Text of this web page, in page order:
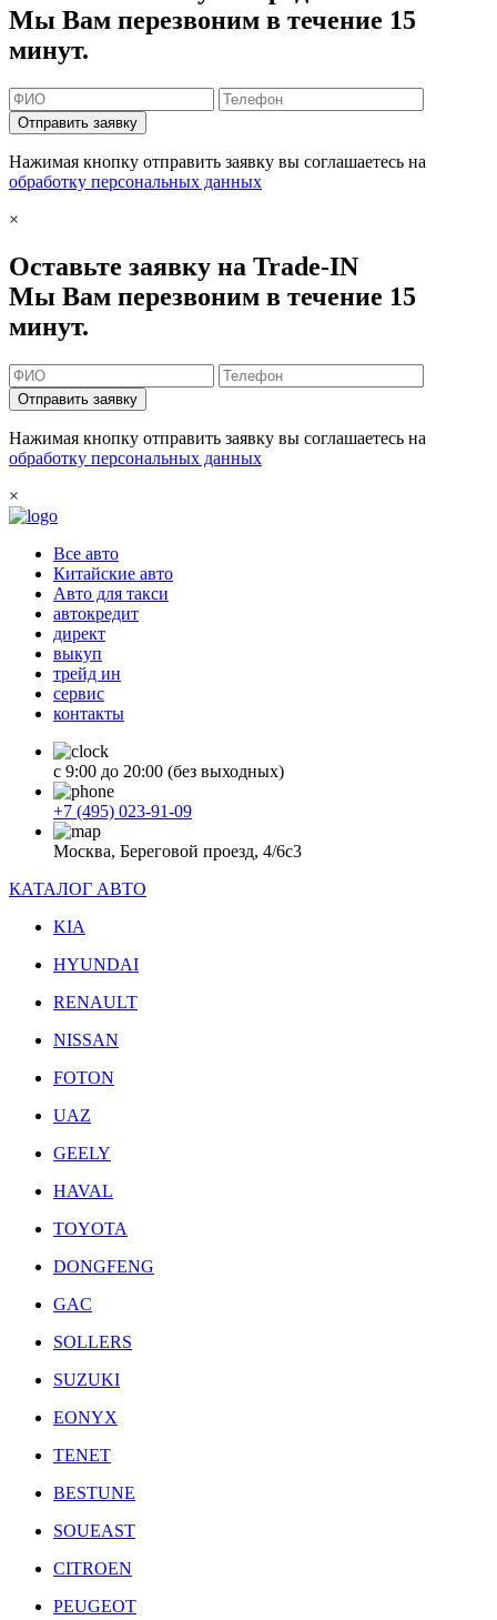
Мы Вам перезвоним в течение 15
минут.
Отправить заявку
Нажимая кнопку отправить заявку вы соглашаетесь на
обработку персональных данных
×
Оставьте заявку на Trade-IN
Мы Вам перезвоним в течение 15
минут.
Отправить заявку
Нажимая кнопку отправить заявку вы соглашаетесь на
обработку персональных данных
×
Все авто
Китайские авто
Авто для такси
автокредит
директ
выкуп
трейд ин
сервис
контакты
с 9:00 до 20:00 (без выходных)
+7 (495) 023-91-09
Москва, Береговой проезд, 4/6с3
КАТАЛОГ АВТО
KIA
HYUNDAI
RENAULT
NISSAN
FOTON
UAZ
GEELY
HAVAL
TOYOTA
DONGFENG
GAC
SOLLERS
SUZUKI
EONYX
TENET
BESTUNE
SOUEAST
CITROEN
PEUGEOT